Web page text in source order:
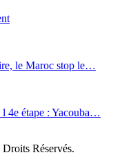
le Maroc stop le…
4e étape : Yacouba…
Réservés.